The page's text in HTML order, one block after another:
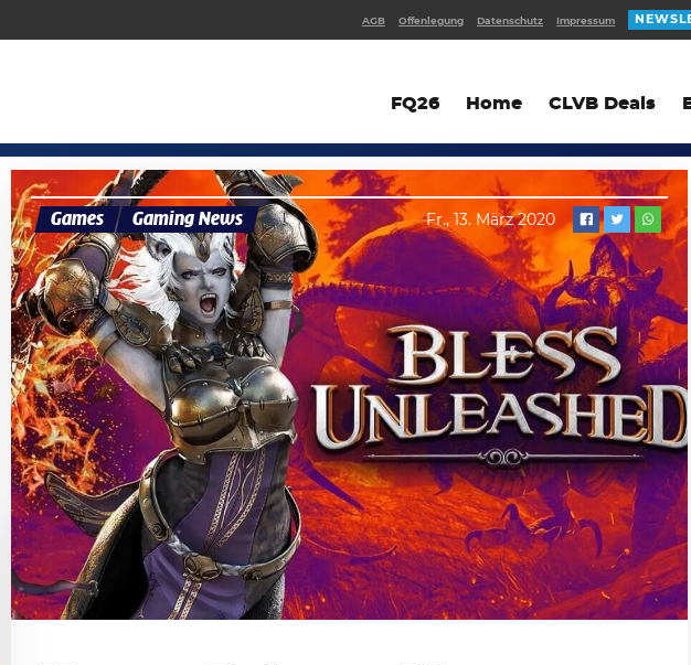
FQ26 Home CLVB Deals
AGB Offenlegung Datenschutz Impressum
Games Gaming News Fr., 13. März 2020